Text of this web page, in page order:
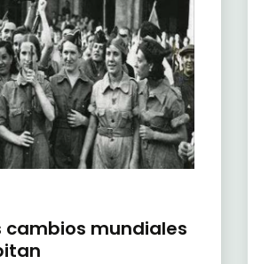
cambios mundiales